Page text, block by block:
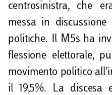
centrosinistra, che
messa in
politiche. Il M5s ha
flessione elettorale,
movimento politico
il 19,5%. La discesa